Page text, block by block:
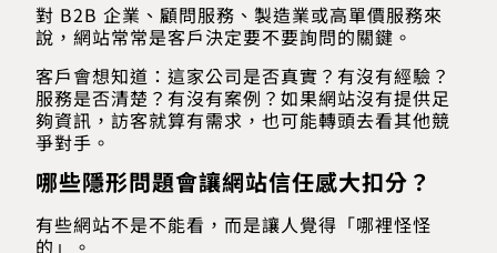
對 B2B 企業、顧問服務、製造業或高單價服務來
說，網站常常是客戶決定要不要詢問的關鍵。
客戶會想知道：這家公司是否真實？有沒有經驗？
服務是否清楚？有沒有案例？如果網站沒有提供足
夠資訊，訪客就算有需求，也可能轉頭去看其他競
爭對手。
哪些隱形問題會讓網站信任感大扣分？
有些網站不是不能看，而是讓人覺得「哪裡怪怪
的」。